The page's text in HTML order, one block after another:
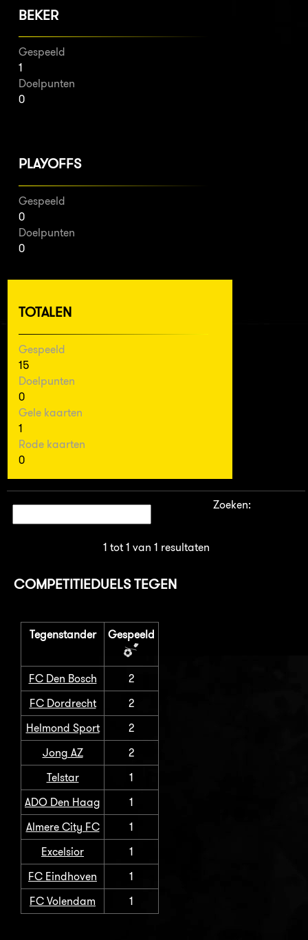
BEKER
Gespeeld
1
Doelpunten
0
PLAYOFFS
Gespeeld
0
Doelpunten
0
TOTALEN
Gespeeld
15
Doelpunten
0
Gele kaarten
1
Rode kaarten
0
Zoeken:
1 tot 1 van 1 resultaten
COMPETITIEDUELS TEGEN
Tegenstander Gespeeld
FC Den Bosch
2
FC Dordrecht
2
Helmond Sport
2
Jong AZ
2
Telstar
1
ADO Den Haag
1
Almere City FC
1
Excelsior
1
FC Eindhoven
1
FC Volendam
1